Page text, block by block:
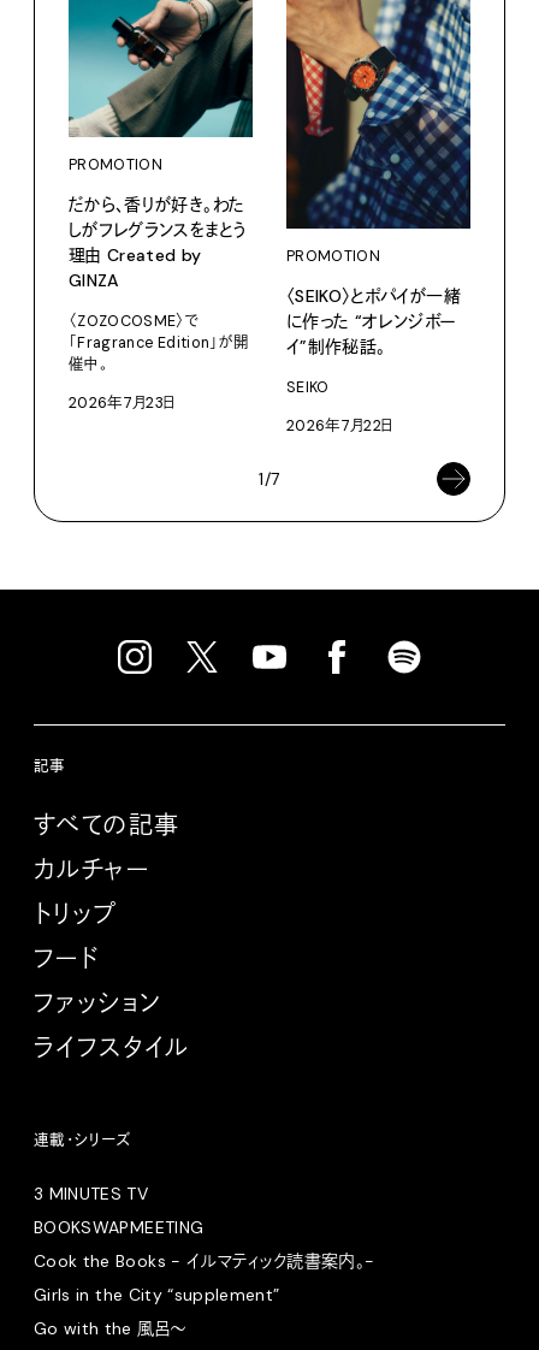
PROMOTION
だから、香りが好き。わた
しがフレグランスをまとう
理由 Created by
GINZA
〈ZOZOCOSME〉で
「Fragrance Edition」が開
催中。
2026年7月23日
PROMOTION
〈SEIKO〉とポパイが一緒
に作った “オレンジボー
イ”制作秘話。
SEIKO
2026年7月22日
1/7
記事
すべての記事
カルチャー
トリップ
フード
ファッション
ライフスタイル
連載・シリーズ
3 MINUTES TV
BOOKSWAPMEETING
Cook the Books - イルマティック読書案内。-
Girls in the City “supplement”
Go with the 風呂〜